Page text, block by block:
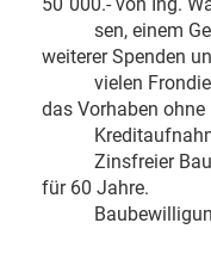
sen, einem
weiterer Spenden
vielen
das Vorhaben ohne
Kreditaufnahme
Zinsfreier
für 60 Jahre.
Baubewilligung